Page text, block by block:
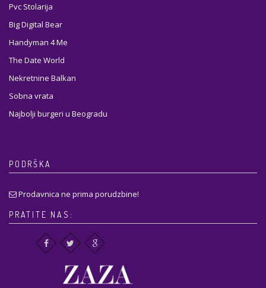
Pvc Stolarija
Big Digital Bear
Handyman 4 Me
The Date World
Nekretnine Balkan
Sobna vrata
Najbolji burgeri u Beogradu
PODRŠKA
Prodavnica ne prima porudzbine!
PRATITE NAS: